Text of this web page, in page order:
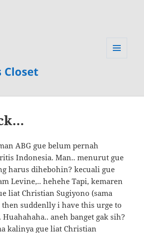
Closet
ABG gue belum pernah
Indonesia. Man.. menurut gue
harus dihebohin? kecuali gue
Levine,.. hehehe Tapi, kemaren
liat Christian Sugiyono (sama
suddenlly i have this urge to
Huahahaha.. aneh banget gak sih?
kalinya gue liat Christian